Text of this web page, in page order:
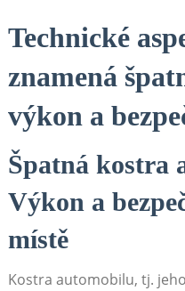
Technické
znamená
výkon a
Špatná kostra​
Výkon a
místě
Kostra automobilu, tj.